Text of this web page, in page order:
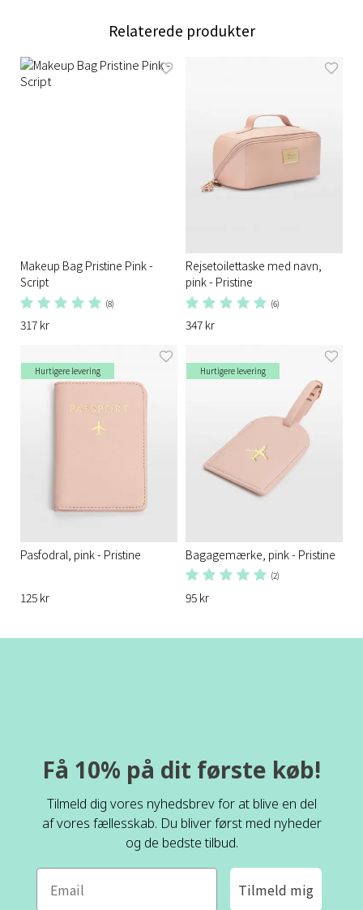
Relaterede produkter
Makeup Bag Pristine Pink -
Script
(8)
317 kr
Rejsetoilettaske med navn,
pink - Pristine
(6)
347 kr
Hurtigere levering
Pasfodral, pink - Pristine
125 kr
Hurtigere levering
Bagagemærke, pink - Pristine
(2)
95 kr
Få 10% på dit første køb!
Tilmeld dig vores nyhedsbrev for at blive en del
af vores fællesskab. Du bliver først med nyheder
og de bedste tilbud.
Tilmeld mig